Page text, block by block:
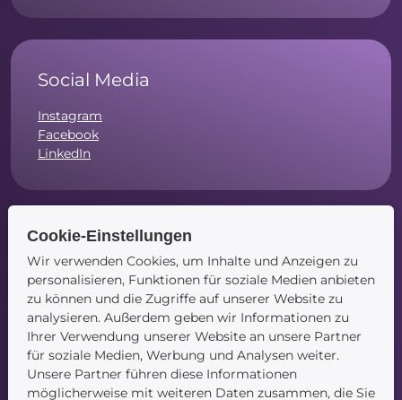
Social Media
Instagram
Facebook
LinkedIn
Navigation
Startseite
Blog
Kontakt
Cookie-Einstellungen
Wir verwenden Cookies, um Inhalte und Anzeigen zu
personalisieren, Funktionen für soziale Medien anbieten
zu können und die Zugriffe auf unserer Website zu
analysieren. Außerdem geben wir Informationen zu
Ihrer Verwendung unserer Website an unsere Partner
für soziale Medien, Werbung und Analysen weiter.
Unsere Partner führen diese Informationen
möglicherweise mit weiteren Daten zusammen, die Sie